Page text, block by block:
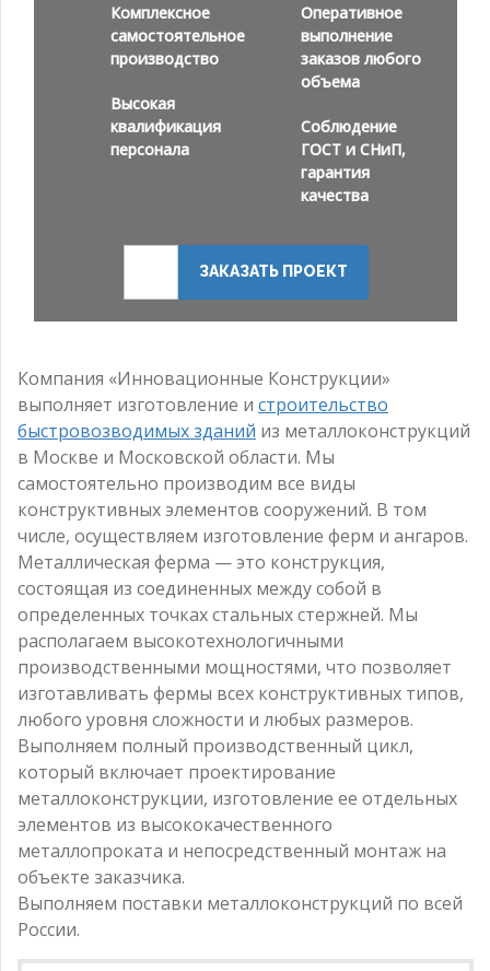
Комплексное
самостоятельное
производство
Высокая
квалификация
персонала
Оперативное
выполнение
заказов любого
объема
Соблюдение
ГОСТ и СНиП,
гарантия
качества
ЗАКАЗАТЬ ПРОЕКТ
Компания «Инновационные Конструкции»
выполняет изготовление и строительство
быстровозводимых зданий из металлоконструкций
в Москве и Московской области. Мы
самостоятельно производим все виды
конструктивных элементов сооружений. В том
числе, осуществляем изготовление ферм и ангаров.
Металлическая ферма — это конструкция,
состоящая из соединенных между собой в
определенных точках стальных стержней. Мы
располагаем высокотехнологичными
производственными мощностями, что позволяет
изготавливать фермы всех конструктивных типов,
любого уровня сложности и любых размеров.
Выполняем полный производственный цикл,
который включает проектирование
металлоконструкции, изготовление ее отдельных
элементов из высококачественного
металлопроката и непосредственный монтаж на
объекте заказчика.
Выполняем поставки металлоконструкций по всей
России.